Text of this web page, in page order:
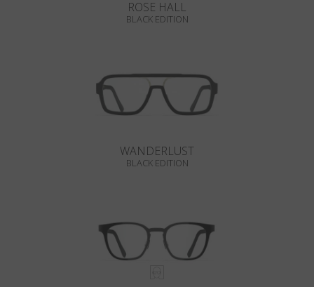
ROSE HALL
BLACK EDITION
WANDERLUST
BLACK EDITION